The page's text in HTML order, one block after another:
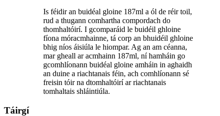
Is féidir an buidéal gloine 187ml a ól de réir toil,
rud a thugann comhartha compordach do
thomhaltóirí. I gcomparáid le buidéil ghloine
fíona móracmhainne, tá corp an bhuidéil ghloine
bhig níos áisiúla le hiompar. Ag an am céanna,
mar gheall ar acmhainn 187ml, ní hamháin go
gcomhlíonann buidéal gloine amháin in aghaidh
an duine a riachtanais féin, ach comhlíonann sé
freisin tóir na dtomhaltóirí ar riachtanais
tomhaltais shláintiúla.
Táirgí